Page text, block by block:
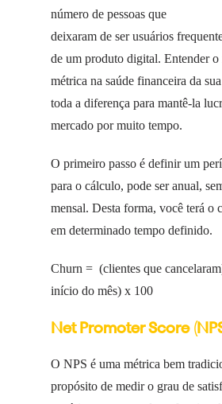
número de pessoas que
deixaram de ser usuários
de um produto digital. Entender o
métrica na saúde financeira da
toda a diferença para mantê-la
mercado por muito tempo.
O primeiro passo é definir um
para o cálculo, pode ser anual,
mensal. Desta forma, você terá o
em determinado tempo definido.
Churn = (clientes que
início do mês) x 100
Net Promoter Score
O NPS é uma métrica bem
propósito de medir o grau de